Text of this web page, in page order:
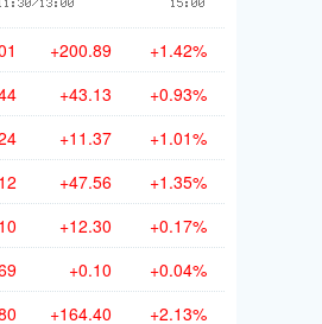
+200.89 +1.42%
+43.13 +0.93%
+11.37 +1.01%
+47.56 +1.35%
+12.30 +0.17%
+0.10 +0.04%
+164.40 +2.13%